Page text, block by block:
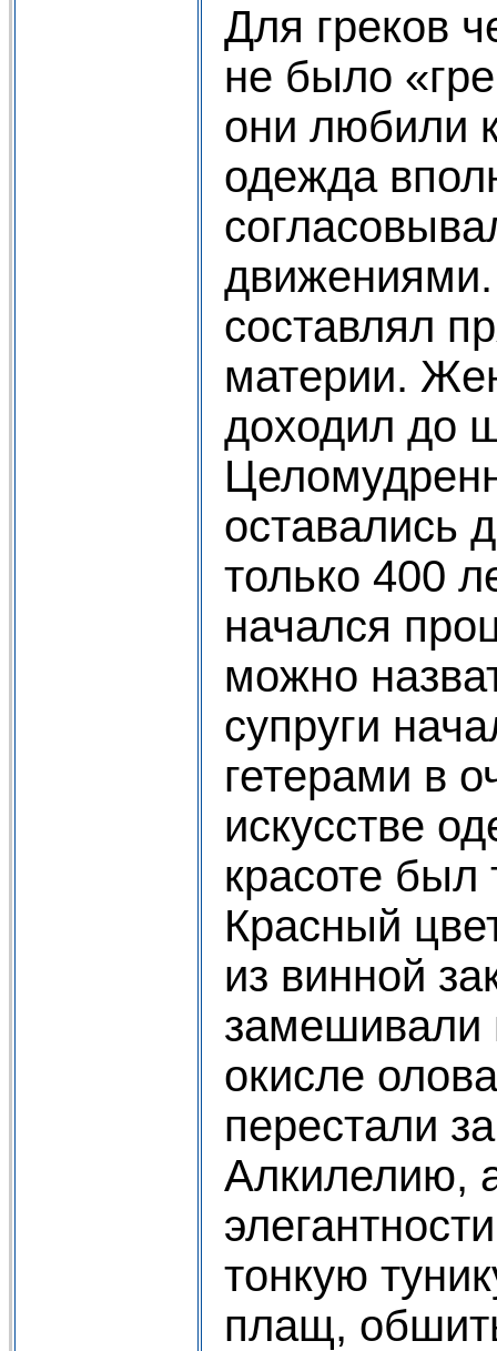
Для греков
не было
они любили
одежда
составлял
материи.
доходил до
оставались
только 400
начался
можно
cупруги
гетерами в
искусстве
красоте был
Красный
из винной
замешивали
окисле
перестали
Алкилелию,
тонкую
плащ,